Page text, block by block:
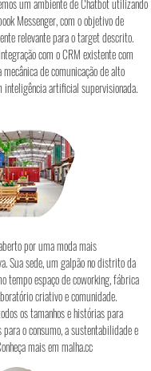
por uma moda mais
Sua sede, um galpão no distrito da
tempo espaço de coworking, fábrica
criativo e comunidade.
os tamanhos e histórias para
o consumo, a sustentabilidade e
mais em malha.cc
um ambiente de Chatbot utilizando
Messenger, com o objetivo de
relevante para o target descrito.
com o CRM existente com
mecânica de comunicação de alto
inteligência artificial supervisionada.